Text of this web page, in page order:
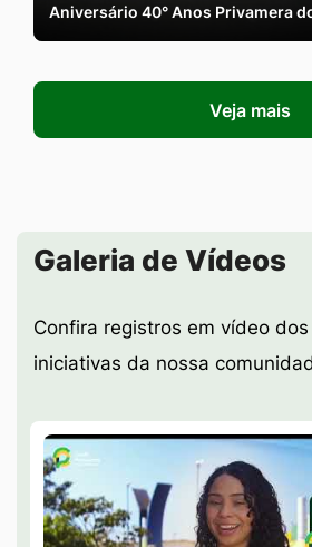
Aniversário 40° Anos Privamera
Veja mais
Seção Galeria de Vídeos
Galeria de Vídeos
Confira registros em vídeo
iniciativas da nossa